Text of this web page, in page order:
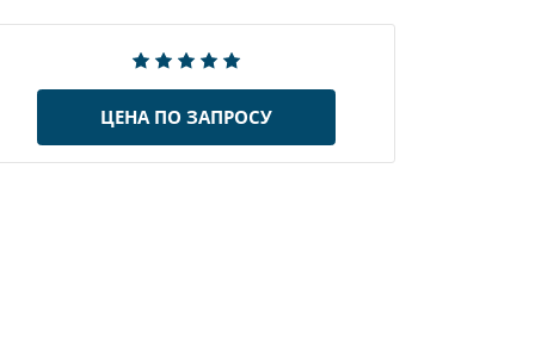
ЦЕНА ПО ЗАПРОСУ